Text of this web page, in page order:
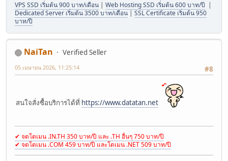
VPS SSD เริ่มต้น 900 บาท/เดือน | Web Hosting SSD เริ่มต้น 600 บาท/ปี |
Dedicated Server เริ่มต้น 3500 บาท/เดือน | SSL Certificate เริ่มต้น 950
บาท/ปี
NaiTan
Verified Seller
#8
05 เมษายน 2026, 11:25:14
สนใจสั่งซื้อบริการได้ที่ https://www.datatan.net
✔ จดโดเมน .IN.TH 350 บาท/ปี และ .TH อื่นๆ 750 บาท/ปี
✔ จดโดเมน .COM 459 บาท/ปี และโดเมน .NET 509 บาท/ปี